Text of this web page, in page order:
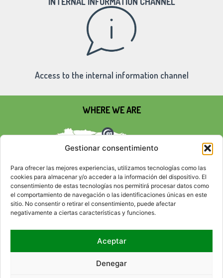
Gestionar consentimiento
Para ofrecer las mejores experiencias, utilizamos tecnologías como las
cookies para almacenar y/o acceder a la información del dispositivo. El
consentimiento de estas tecnologías nos permitirá procesar datos como
el comportamiento de navegación o las identificaciones únicas en este
sitio. No consentir o retirar el consentimiento, puede afectar
negativamente a ciertas características y funciones.
Aceptar
Denegar
Access to the internal information channel
WHERE WE ARE
SOCIAL NETWORKS